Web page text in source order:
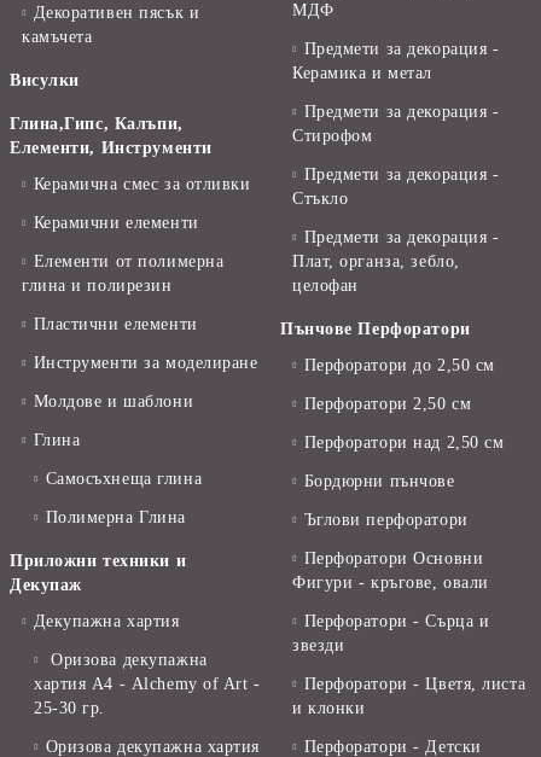
Декоративен пясък и
камъчета
Висулки
Глина,Гипс, Калъпи,
Елементи, Инструменти
Керамична смес за отливки
Керамични елементи
Елементи от полимерна
глина и полирезин
Пластични елементи
Инструменти за моделиране
Молдове и шаблони
Глина
Самосъхнеща глина
Полимерна Глина
Приложни техники и
Декупаж
Декупажна хартия
Оризова декупажна
хартия А4 - Alchemy of Art -
25-30 гр.
Оризова декупажна хартия
МДФ
Предмети за декорация -
Керамика и метал
Предмети за декорация -
Стирофом
Предмети за декорация -
Стъкло
Предмети за декорация -
Плат, органза, зебло,
целофан
Пънчове Перфоратори
Перфоратори до 2,50 см
Перфоратори 2,50 см
Перфоратори над 2,50 см
Бордюрни пънчове
Ъглови перфоратори
Перфоратори Основни
Фигури - кръгове, овали
Перфоратори - Сърца и
звезди
Перфоратори - Цветя, листа
и клонки
Перфоратори - Детски